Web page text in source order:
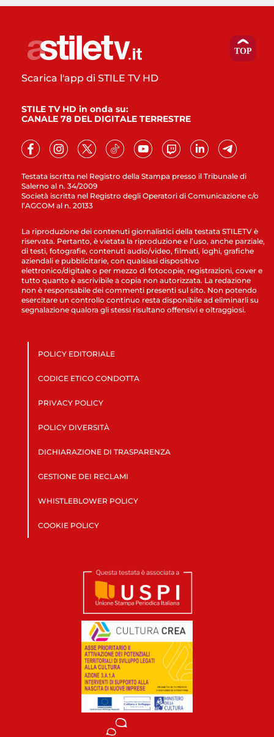
Testata iscritta nel Registro della Stampa presso il Tribunale di
Salerno al n. 34/2009
Società iscritta nel Registro degli Operatori di Comunicazione c/o
l’AGCOM al n. 20133
Scarica l'app di STILE TV HD
STILE TV HD in onda su:
CANALE 78 DEL DIGITALE TERRESTRE
La riproduzione dei contenuti giornalistici della testata STILETV è
riservata. Pertanto, è vietata la riproduzione e l’uso, anche parziale,
di testi, fotografie, contenuti audio/video, filmati, loghi, grafiche
aziendali e pubblicitarie, con qualsiasi dispositivo
elettronico/digitale o per mezzo di fotocopie, registrazioni, cover e
tutto quanto è ascrivibile a copia non autorizzata. La redazione
non è responsabile dei commenti presenti sul sito. Non potendo
esercitare un controllo continuo resta disponibile ad eliminarli su
segnalazione qualora gli stessi risultano offensivi e oltraggiosi.
POLICY EDITORIALE
CODICE ETICO CONDOTTA
PRIVACY POLICY
POLICY DIVERSITÀ
DICHIARAZIONE DI TRASPARENZA
GESTIONE DEI RECLAMI
WHISTLEBLOWER POLICY
COOKIE POLICY